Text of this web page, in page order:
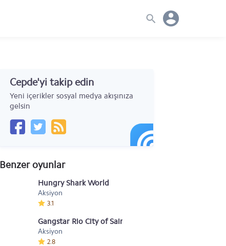
Cepde'yi takip edin
Yeni içerikler sosyal medya akışınıza
gelsin
Benzer oyunlar
Hungry Shark World
Aksiyon
3.1
Gangstar Rio City of Saints v1.1.3
Aksiyon
2.8